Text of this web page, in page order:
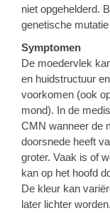
niet opgehelderd.
genetische
Symptomen
De moedervlek
en huidstructuur
voorkomen (ook
mond). In de
CMN wanneer de
doorsnede heeft
groter. Vaak is of
kan op het hoofd
De kleur kan
later lichter